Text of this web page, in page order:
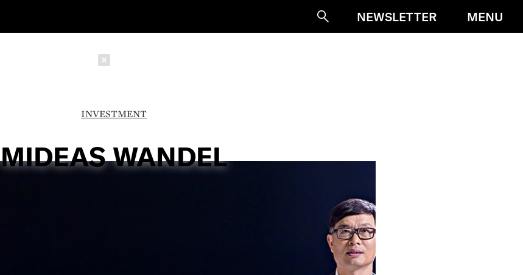
SucheNEWSLETTER MENU
INVESTMENT
MIDEAS WANDEL